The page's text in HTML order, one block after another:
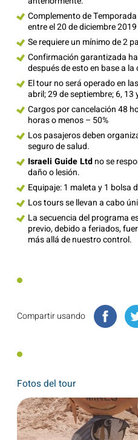
Complemento de
entre el 20 de diciembre
Se requiere un mínimo de 2
Confirmación garantizada
después de esto en base a
El tour no será operado en
abril; 29 de septiembre; 6,
Cargos por cancelación 48
horas o menos – 50%
Los pasajeros deben
seguro de salud.
Israeli Guide Ltdno se
daño o lesión.
Equipaje: 1 maleta y 1 bolsa
Los tours se llevan a cabo
La secuencia del programa
previo, debido a feriados,
más allá de nuestro control.
Compartir usando
Fotos del tour